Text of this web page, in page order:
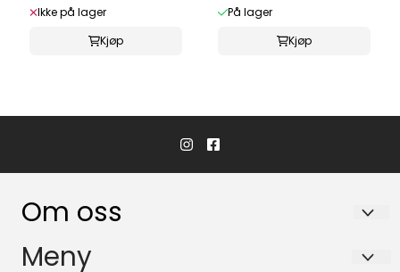
Ikke på lager
Kjøp
På lager
Kjøp
Om oss
Hvaler Båtservice AS
Meny